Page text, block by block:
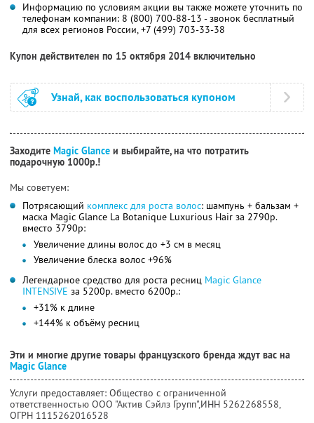
Информацию по условиям акции вы также можете уточнить по
телефонам компании: 8 (800) 700-88-13 - звонок бесплатный
для всех регионов России,+7 (499) 703-33-38
Купон действителен по 15 октября 2014 включительно
Узнай, как воспользоваться купоном
Заходите Magic Glance и выбирайте, на что потратить
подарочную 1000р.!
Мы советуем:
Потрясающий комплекс для роста волос: шампунь + бальзам +
маска Magic Glance La Botanique Luxurious Hair за 2790р.
вместо 3790р:
Увеличение длины волос до +3 см в месяц
Увеличение блеска волос +96%
Легендарное средство для роста ресниц Magic Glance
INTENSIVE за 5200р. вместо 6200р.:
+31% к длине
+144% к объёму ресниц
Эти и многие другие товары французского бренда ждут вас на
Magic Glance
Услуги предоставляет: Общество с ограниченной
ответственностью ООО "Актив Сэйлз Групп",ИНН 5262268558,
ОГРН 1115262016528